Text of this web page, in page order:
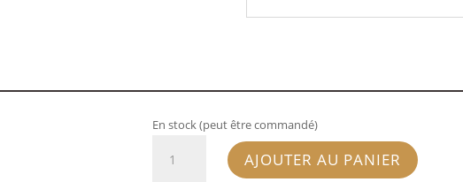
En stock (peut être commandé)
AJOUTER AU PANIER